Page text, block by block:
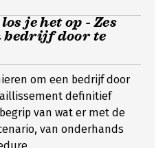
je het op - Zes
bedrijf door te
om een bedrijf door
definitief
van wat er met de
van onderhands